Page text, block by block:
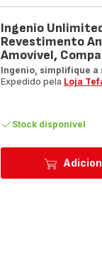
Ingenio
Revestimento
Amovível,
Ingenio, simplifique a
Expedido pela Loja
Stock disponível